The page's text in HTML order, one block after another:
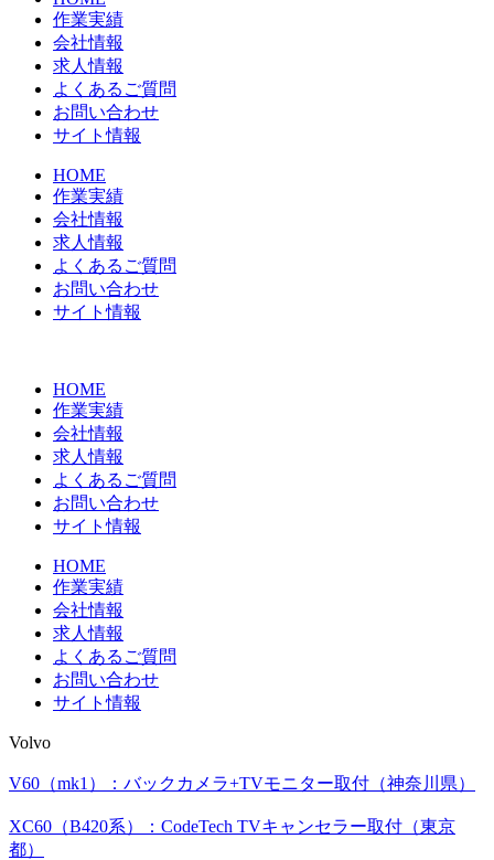
作業実績
会社情報
求人情報
よくあるご質問
お問い合わせ
サイト情報
HOME
作業実績
会社情報
求人情報
よくあるご質問
お問い合わせ
サイト情報
HOME
作業実績
会社情報
求人情報
よくあるご質問
お問い合わせ
サイト情報
HOME
作業実績
会社情報
求人情報
よくあるご質問
お問い合わせ
サイト情報
Volvo
V60（mk1）：バックカメラ+TVモニター取付（神奈川県）
XC60（B420系）：CodeTech TVキャンセラー取付（東京
都）